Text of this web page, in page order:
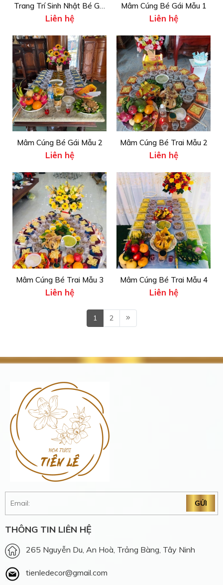
Trang Trí Sinh Nhật Bé Gái
Mẫu 2
Liên hệ
Mâm Cúng Bé Gái Mẫu 1
Liên hệ
Mâm Cúng Bé Gái Mẫu 2
Liên hệ
Mâm Cúng Bé Trai Mẫu 2
Liên hệ
Mâm Cúng Bé Trai Mẫu 3
Liên hệ
Mâm Cúng Bé Trai Mẫu 4
Liên hệ
1 2
THÔNG TIN LIÊN HỆ
265 Nguyễn Du, An Hoà, Trảng Bàng, Tây Ninh
tienledecor@gmail.com